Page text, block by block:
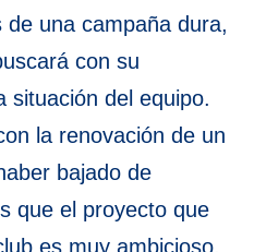
una campaña dura,
con su
situación del equipo.
la renovación de un
bajado de
que el proyecto que
es muy ambicioso.